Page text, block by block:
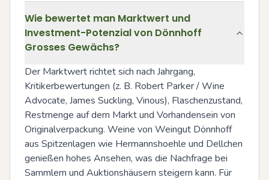
Wie bewertet man Marktwert und
Investment-Potenzial von Dönnhoff
Grosses Gewächs?
Der Marktwert richtet sich nach Jahrgang,
Kritikerbewertungen (z. B. Robert Parker / Wine
Advocate, James Suckling, Vinous), Flaschenzustand,
Restmenge auf dem Markt und Vorhandensein von
Originalverpackung. Weine von Weingut Dönnhoff
aus Spitzenlagen wie Hermannshoehle und Dellchen
genießen hohes Ansehen, was die Nachfrage bei
Sammlern und Auktionshäusern steigern kann. Für